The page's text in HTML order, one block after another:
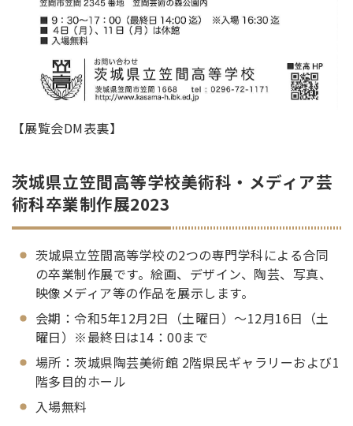
【展覧会DM表裏】
茨城県立笠間高等学校美術科・メディア芸
術科卒業制作展2023
茨城県立笠間高等学校の2つの専門学科による合同
の卒業制作展です。絵画、デザイン、陶芸、写真、
映像メディア等の作品を展示します。
会期：令和5年12月2日（土曜日）～12月16日（土
曜日）※最終日は14：00まで
場所：茨城県陶芸美術館 2階県民ギャラリーおよび1
階多目的ホール
入場無料